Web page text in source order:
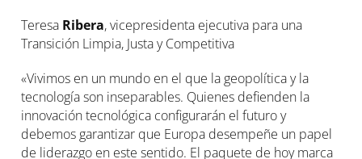
Teresa Ribera, vicepresidenta ejecutiva para una
Transición Limpia, Justa y Competitiva
«Vivimos en un mundo en el que la geopolítica y la
tecnología son inseparables. Quienes defienden la
innovación tecnológica configurarán el futuro y
debemos garantizar que Europa desempeñe un papel
de liderazgo en este sentido. El paquete de hoy marca